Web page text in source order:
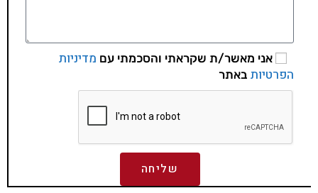
אני מאשר/ת שקראתי והסכמתי עם מדיניות
הפרטיות באתר
שליחה